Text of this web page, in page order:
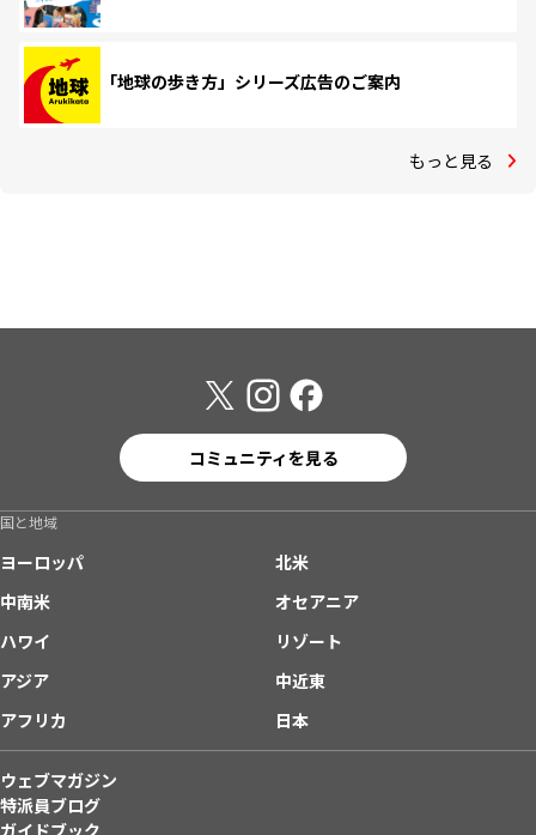
「地球の歩き方」シリーズ広告のご案内
もっと見る
コミュニティを見る
国と地域
ヨーロッパ
北米
中南米
オセアニア
ハワイ
リゾート
アジア
中近東
アフリカ
日本
ウェブマガジン
特派員ブログ
ガイドブック